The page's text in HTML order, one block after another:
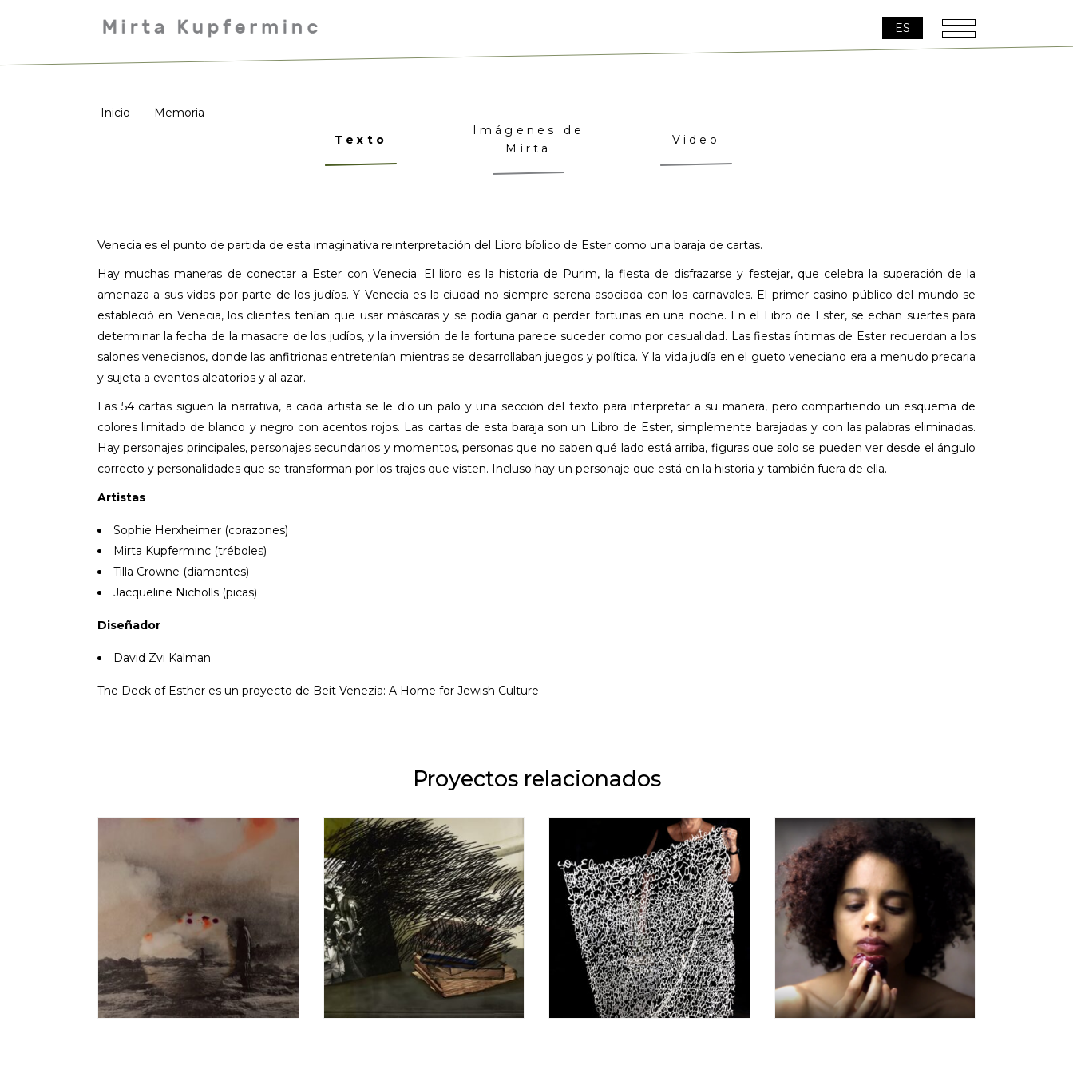
ES
Inicio -
Memoria
Texto
Imágenes de
Mirta
Video
Venecia es el punto de partida de esta imaginativa reinterpretación del Libro bíblico de Ester como una baraja de cartas.
Hay muchas maneras de conectar a Ester con Venecia. El libro es la historia de Purim, la fiesta de disfrazarse y festejar, que celebra la superación de la
amenaza a sus vidas por parte de los judíos. Y Venecia es la ciudad no siempre serena asociada con los carnavales. El primer casino público del mundo se
estableció en Venecia, los clientes tenían que usar máscaras y se podía ganar o perder fortunas en una noche. En el Libro de Ester, se echan suertes para
determinar la fecha de la masacre de los judíos, y la inversión de la fortuna parece suceder como por casualidad. Las fiestas íntimas de Ester recuerdan a los
salones venecianos, donde las anfitrionas entretenían mientras se desarrollaban juegos y política. Y la vida judía en el gueto veneciano era a menudo precaria
y sujeta a eventos aleatorios y al azar.
Las 54 cartas siguen la narrativa, a cada artista se le dio un palo y una sección del texto para interpretar a su manera, pero compartiendo un esquema de
colores limitado de blanco y negro con acentos rojos. Las cartas de esta baraja son un Libro de Ester, simplemente barajadas y con las palabras eliminadas.
Hay personajes principales, personajes secundarios y momentos, personas que no saben qué lado está arriba, figuras que solo se pueden ver desde el ángulo
correcto y personalidades que se transforman por los trajes que visten. Incluso hay un personaje que está en la historia y también fuera de ella.
Artistas
Sophie Herxheimer (corazones)
Mirta Kupferminc (tréboles)
Tilla Crowne (diamantes)
Jacqueline Nicholls (picas)
Diseñador
David Zvi Kalman
The Deck of Esther es un proyecto de Beit Venezia: A Home for Jewish Culture
Proyectos relacionados